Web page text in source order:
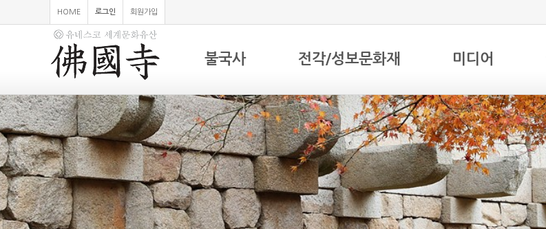
HOME 로그인 회원가입
불국사 전각/성보문화재 미디어
하위분류